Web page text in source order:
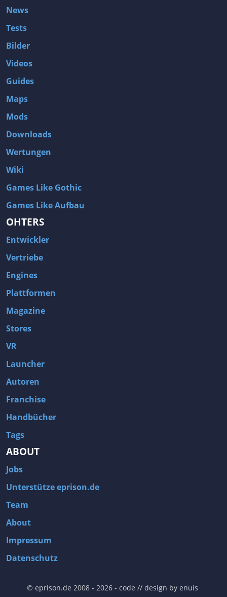
News
Tests
Bilder
Videos
Guides
Maps
Mods
Downloads
Wertungen
Wiki
Games Like Gothic
Games Like Aufbau
OHTERS
Entwickler
Vertriebe
Engines
Plattformen
Magazine
Stores
VR
Launcher
Autoren
Franchise
Handbücher
Tags
ABOUT
Jobs
Unterstütze eprison.de
Team
About
Impressum
Datenschutz
© eprison.de 2008 - 2026- code // design by enuis